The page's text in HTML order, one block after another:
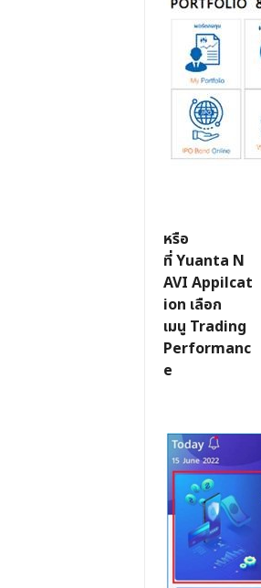
หรือ
ที่ Yuanta N
AVI Appilcat
ion เลือก
เมนู Trading
Performanc
e